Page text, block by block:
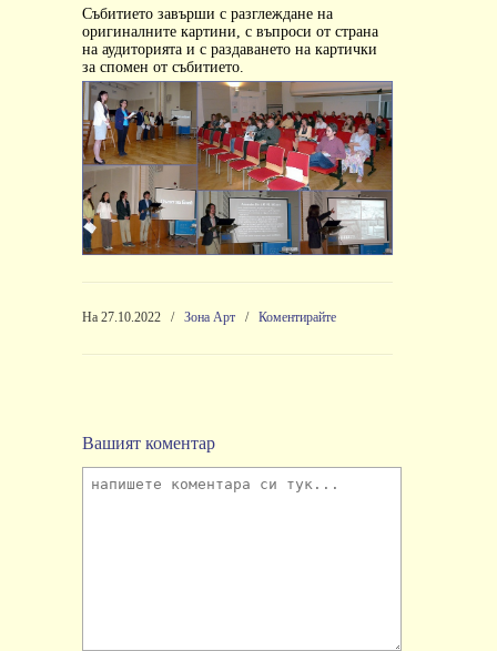
Събитието завърши с разглеждане на
оригиналните картини, с въпроси от страна
на аудиторията и с раздаването на картички
за спомен от събитието.
На 27.10.2022 / Зона Арт / Коментирайте
Вашият коментар